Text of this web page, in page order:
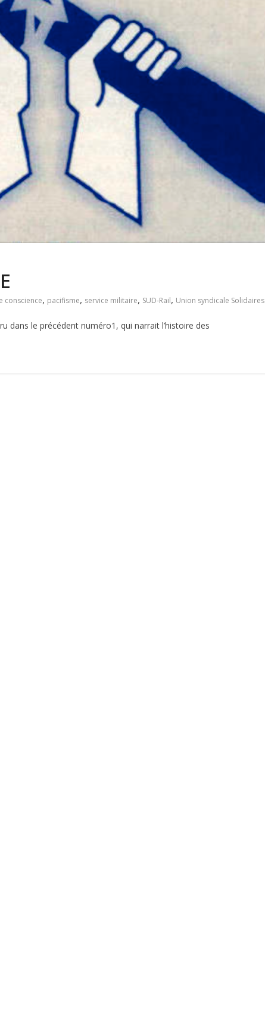
conscience, pacifisme, service militaire, SUD-Rail, Union syndicale Solidaires
dans le précédent numéro1, qui narrait l’histoire des